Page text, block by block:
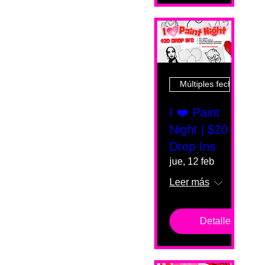
Múltiples fechas
I ❤️ Paint
Night | $20
Drop Ins
jue, 12 feb
Leer más
Detalles